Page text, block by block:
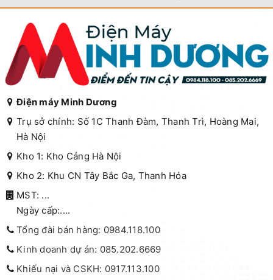
Điện máy Minh Dương
Trụ sở chính: Số 1C Thanh Đàm, Thanh Trì, Hoàng Mai,
Hà Nội
Kho 1: Kho Cảng Hà Nội
Kho 2: Khu CN Tây Bắc Ga, Thanh Hóa
MST: ...
Ngày cấp:....
Tổng đài bán hàng: 0984.118.100
Kinh doanh dự án: 085.202.6669
Khiếu nại và CSKH: 0917.113.100